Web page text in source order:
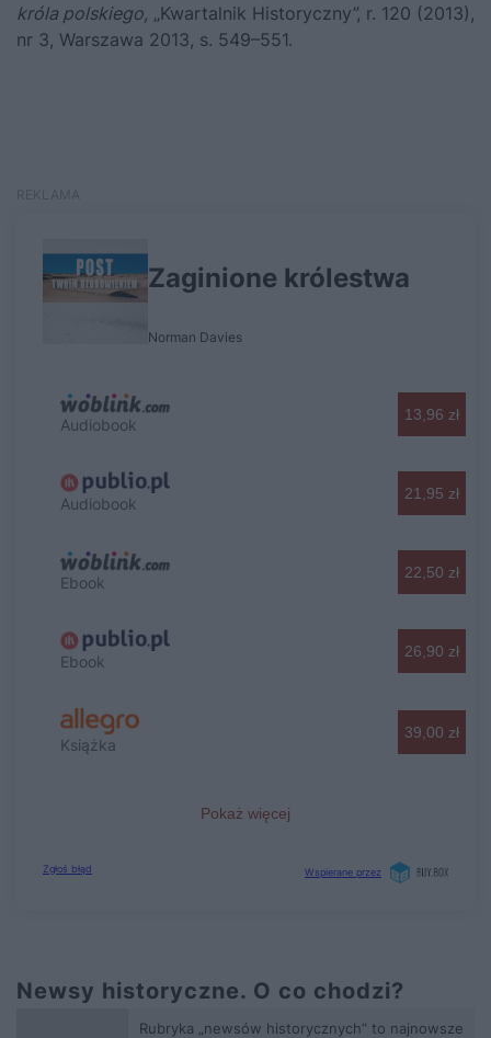
króla polskiego, „Kwartalnik Historyczny”, r. 120 (2013),
nr 3, Warszawa 2013, s. 549–551.
Newsy historyczne. O co chodzi?
Rubryka „newsów historycznych” to najnowsze